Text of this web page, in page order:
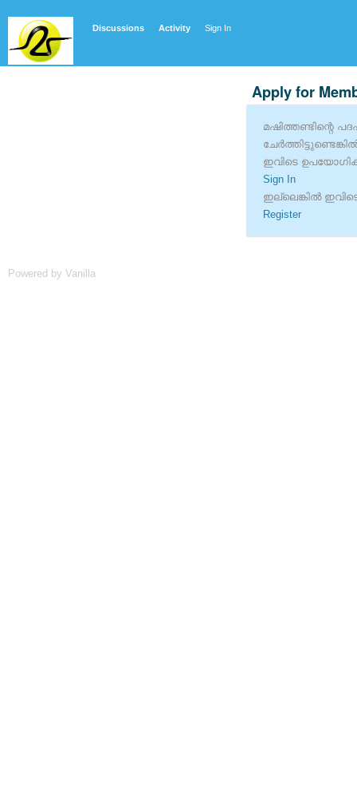
Discussions Activity Sign In
Apply for
മഷിത്തണ്ടിന്റെ
ഇവിടെ
Sign In
ഇല്ലെങ്കില്‍
Register
Powered by Vanilla